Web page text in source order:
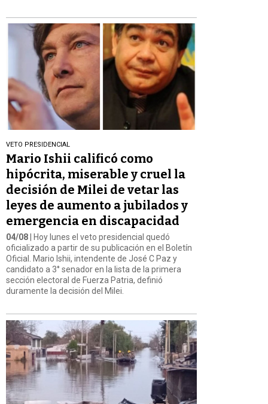
VETO PRESIDENCIAL
Mario Ishii calificó como
hipócrita, miserable y cruel la
decisión de Milei de vetar las
leyes de aumento a jubilados y
emergencia en discapacidad
04/08 | Hoy lunes el veto presidencial quedó
oficializado a partir de su publicación en el Boletín
Oficial. Mario Ishii, intendente de José C Paz y
candidato a 3° senador en la lista de la primera
sección electoral de Fuerza Patria, definió
duramente la decisión del Milei.